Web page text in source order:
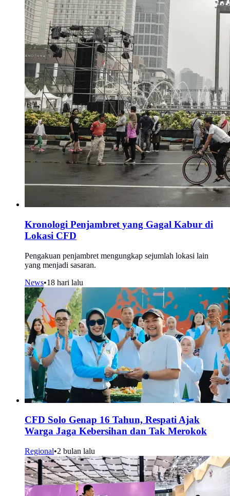
Kronologi Penjambret yang Gagal Kabur di
Lokasi CFD
Pengakuan penjambret mengungkap sejumlah lokasi lain
yang menjadi sasaran.
News•18 hari lalu
CFD Solo Genap 16 Tahun, Respati Ajak
Warga Jaga Kebersihan dan Tak Merokok
Regional•2 bulan lalu